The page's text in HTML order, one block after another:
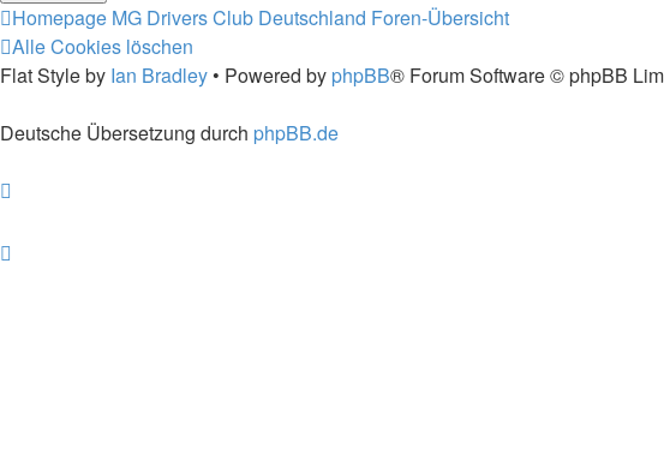
Homepage MG Drivers Club Deutschland Foren-Übersicht
Alle Cookies löschen
Flat Style by Ian Bradley • Powered by phpBB® Forum Software © phpBB
Deutsche Übersetzung durch phpBB.de